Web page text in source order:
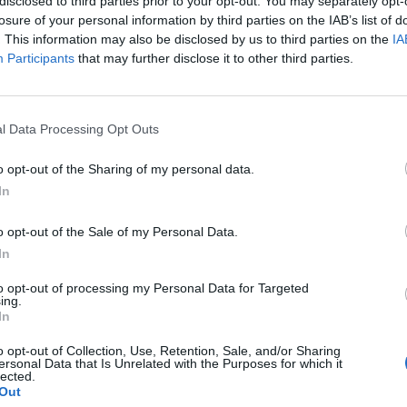
of your personal information by third parties on the IAB’s list of
This information may also be disclosed by us to third parties on the
Participants that may further disclose it to other third parties.
Data Processing Opt Outs
opt-out of the Sharing of my personal data.
opt-out of the Sale of my Personal Data.
opt-out of processing my Personal Data for Targeted
opt-out of Collection, Use, Retention, Sale, and/or Sharing
Data that Is Unrelated with the Purposes for which it
Υπηρεσία
επιχείρηση του Δήμου Λευκάδας σε συνεργασία με
τη Κτηματική Υπηρεσία, τη συνδρομή της
04/2025 στον καταυλισμό των Ρομά στην περιοχή των
Παρουσία του Δημάρχου Λευκάδας Ξενοφώντα
Αστυνομικού Διευθυντή Ταξίαρχου Κωνσταντίνου
της Προϊσταμένης της Κτηματικής Υπηρεσίας
Κατωπόδη, Αντιδημάρχων, […]
έργου του Δήμου Λευκάδας στο
Πρόγραμμα “Φυσικών
του Υπ. Εσωτερικών
Λευκάδας ανακοίνωσε πως, έπειτα από